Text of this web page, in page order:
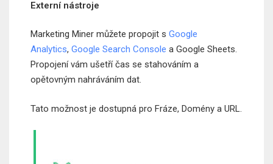
Externí nástroje
Marketing Miner můžete propojit s Google
Analytics, Google Search Console a Google Sheets.
Propojení vám ušetří čas se stahováním a
opětovným nahráváním dat.
Tato možnost je dostupná pro Fráze, Domény a URL.